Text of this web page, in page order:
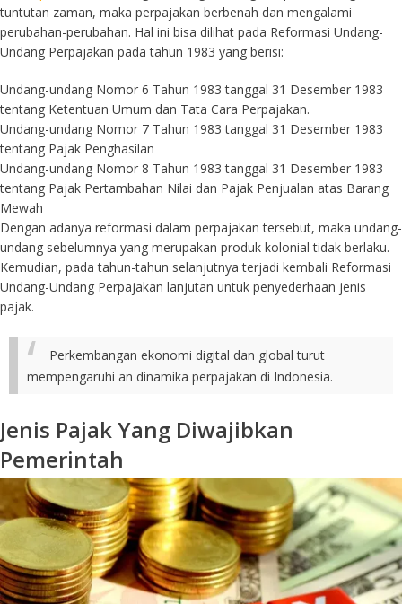
tuntutan zaman, maka perpajakan berbenah dan mengalami
perubahan-perubahan. Hal ini bisa dilihat pada Reformasi Undang-
Undang Perpajakan pada tahun 1983 yang berisi:
Undang-undang Nomor 6 Tahun 1983 tanggal 31 Desember 1983
tentang Ketentuan Umum dan Tata Cara Perpajakan.
Undang-undang Nomor 7 Tahun 1983 tanggal 31 Desember 1983
tentang Pajak Penghasilan
Undang-undang Nomor 8 Tahun 1983 tanggal 31 Desember 1983
tentang Pajak Pertambahan Nilai dan Pajak Penjualan atas Barang
Mewah
Dengan adanya reformasi dalam perpajakan tersebut, maka undang-
undang sebelumnya yang merupakan produk kolonial tidak berlaku.
Kemudian, pada tahun-tahun selanjutnya terjadi kembali Reformasi
Undang-Undang Perpajakan lanjutan untuk penyederhaan jenis
pajak.
Perkembangan ekonomi digital dan global turut
mempengaruhi an dinamika perpajakan di Indonesia.
Jenis Pajak Yang Diwajibkan
Pemerintah